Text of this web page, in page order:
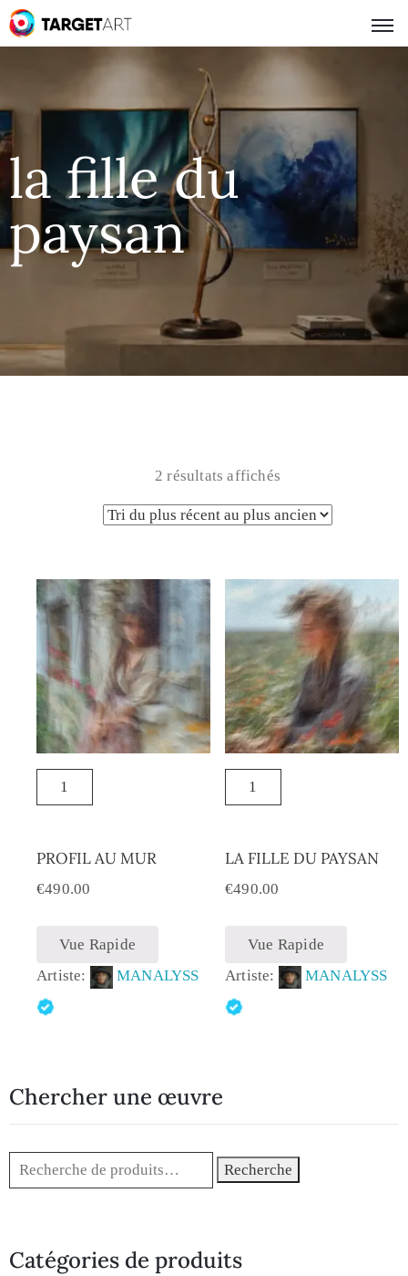
la fille du
paysan
2 résultats affichés
PROFIL AU MUR
€490.00
Vue Rapide
Artiste:
MANALYSS
LA FILLE DU PAYSAN
€490.00
Vue Rapide
Artiste:
MANALYSS
Chercher une œuvre
Recherche
Catégories de produits